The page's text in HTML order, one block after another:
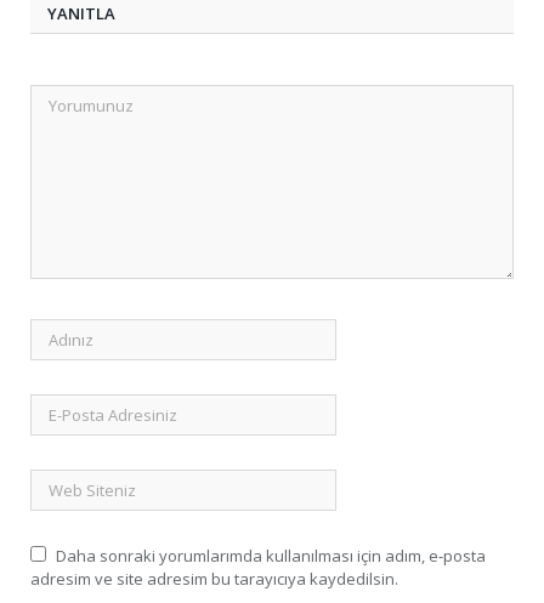
YANITLA
Daha sonraki yorumlarımda kullanılması için adım, e-posta
adresim ve site adresim bu tarayıcıya kaydedilsin.